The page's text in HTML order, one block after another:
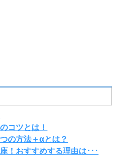
コツとは！
の方法＋αとは？
！おすすめする理由は･･･